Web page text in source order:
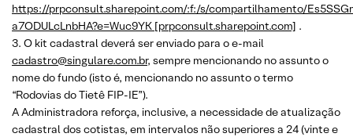
https://prpconsult.sharepoint.com/:f:/s/compartilhamento/
a7ODULcLnbHA?e=Wuc9YK [prpconsult.sharepoint.com] .
3. O kit cadastral deverá ser enviado para o e-mail
cadastro@singulare.com.br, sempre mencionando no assunto o
nome do fundo (isto é, mencionando no assunto o termo
“Rodovias do Tietê FIP-IE”).
A Administradora reforça, inclusive, a necessidade de atualização
cadastral dos cotistas, em intervalos não superiores a 24 (vinte e